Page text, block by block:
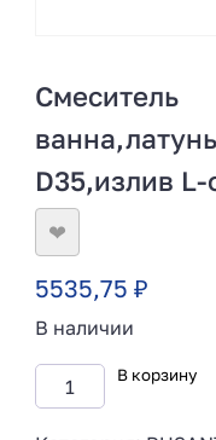
Смеситель
D35,излив
❤
5535,75 ₽
В наличии
В корзину